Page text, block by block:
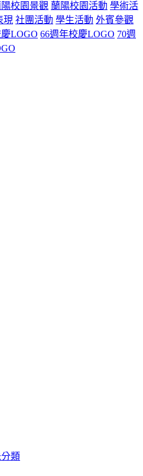
校園景觀 蘭陽校園活動 學術活
現 社團活動 學生活動 外賓參觀
LOGO 66週年校慶LOGO 70週
類